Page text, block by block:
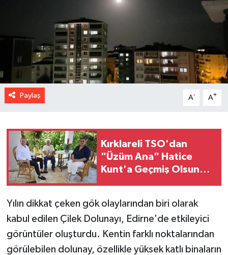
Paylaş A- A+
Kırklareli TSO'dan
"Üzüm Ana" Hatice
Kunt'a Geçmiş Olsun
Yılın dikkat çeken gök olaylarından biri olarak
kabul edilen Çilek Dolunayı, Edirne'de etkileyici
görüntüler oluşturdu. Kentin farklı noktalarından
görülebilen dolunay, özellikle yüksek katlı binaların